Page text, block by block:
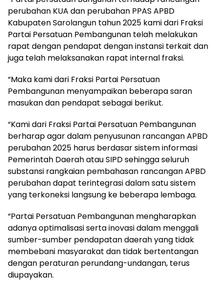
perubahan KUA dan perubahan PPAS APBD
Kabupaten Sarolangun tahun 2025 kami dari Fraksi
Partai Persatuan Pembangunan telah melakukan
rapat dengan pendapat dengan instansi terkait dan
juga telah melaksanakan rapat internal fraksi.
“Maka kami dari Fraksi Partai Persatuan
Pembangunan menyampaikan beberapa saran
masukan dan pendapat sebagai berikut.
“Kami dari Fraksi Partai Persatuan Pembangunan
berharap agar dalam penyusunan rancangan APBD
perubahan 2025 harus berdasar sistem informasi
Pemerintah Daerah atau SIPD sehingga seluruh
substansi rangkaian pembahasan rancangan APBD
perubahan dapat terintegrasi dalam satu sistem
yang terkoneksi langsung ke beberapa lembaga.
“Partai Persatuan Pembangunan mengharapkan
adanya optimalisasi serta inovasi dalam menggali
sumber-sumber pendapatan daerah yang tidak
membebani masyarakat dan tidak bertentangan
dengan peraturan perundang-undangan, terus
diupayakan.